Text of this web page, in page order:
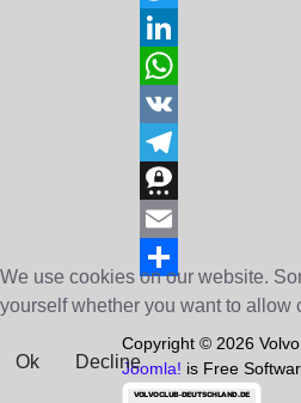
Twitter
LinkedIn
WhatsApp
VK
Telegram
Threema
Email
Copyright © 2026
Joomla! is Free
We use cookies on our website.
yourself whether you want to allow
Ok
Decline